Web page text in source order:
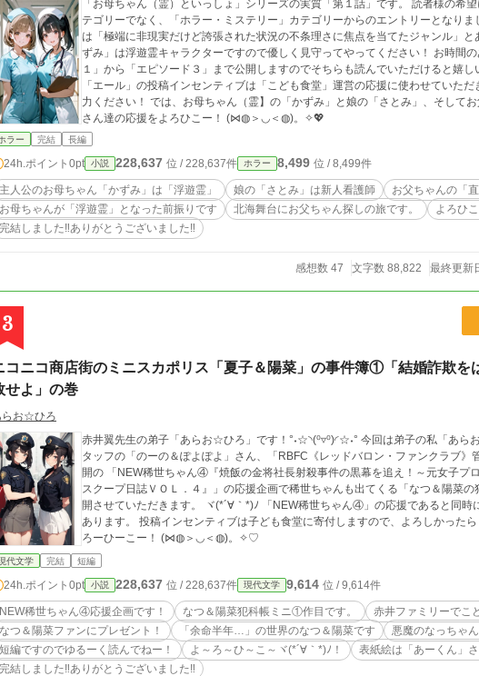
「お母ちゃん（霊）といっしょ」シリーズの実質「第１話」です。 読者様の希
テゴリーでなく、「ホラー・ミステリー」カテゴリーからのエントリーとなりま
は「極端に非現実だけど誇張された状況の不条理さに焦点を当てたジャンル」
ずみ」は浮遊霊キャラクターですので優しく見守ってやってください！ お時間
１」から「エピソード３」まで公開しますのでそちらも読んでいただけると嬉
「エール」の投稿インセンティブは「こども食堂」運営の応援に使わせていた
力ください！ では、お母ちゃん（霊】の「かずみ」と娘の「さとみ」、そして
さん達の応援をよろひこー！ (⋈◍＞◡＜◍)。✧💖
ラー 完結 長編
24h.ポイント 0pt 小説 228,637 位 / 228,637件 ホラー 8,499 位 / 8,499件
主人公のお母ちゃん「かずみ」は「浮遊霊」 娘の「さとみ」は新人看護師
お父ちゃんの「
お母ちゃんが「浮遊霊」となった前振りです
北海舞台にお父ちゃん探しの旅です。 よろひこ
完結しました‼️ありがとうございました‼
感想数 47 文字数 88,822 最終更新
3
コニコ商店街のミニスカポリス「夏子＆陽菜」の事件簿①「結婚詐欺を
せよ」の巻
らお☆ひろ
赤井翼先生の弟子「あらお☆ひろ」です！°˖☆◝(⁰▿⁰)◜☆˖° 今回は弟子の私「あらお☆ひろ」、赤井翼作品の校正ス
タッフの「のーの＆ぽよぽよ」さん、「RBFC《レッドバロン・ファンクラブ》
開の 「NEW稀世ちゃん④『焼飯の金将社長射殺事件の黒幕を追え！～元女子プ
スクープ日誌ＶＯＬ．４』」の応援企画で稀世ちゃんも出てくる「なつ＆陽菜
開させていただきます。 ヾ(*´∀｀*)ﾉ 「NEW稀世ちゃん④」の応援であると同時に、「子ども食堂応援企画」でも
あります。 投稿インセンティブは子ども食堂に寄付しますので、よろしかった
ろーひーこー！ (⋈◍＞◡＜◍)。✧♡
代文学 完結 短編
24h.ポイント 0pt 小説 228,637 位 / 228,637件 現代文学 9,614 位 / 9,614件
NEW稀世ちゃん④応援企画です！ なつ＆陽菜犯科帳ミニ①作目です。
赤井ファミリーでこ
なつ＆陽菜ファンにプレゼント！
「余命半年…」の世界のなつ＆陽菜です
悪魔のなっちゃ
短編ですのでゆるーく読んでねー！
よ～ろ～ひ～こ～ヾ(*´∀｀*)ﾉ！
表紙絵は「あーくん」
完結しました‼️ありがとうございました‼